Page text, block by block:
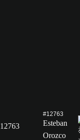
12763
#12763
Esteban
Orozco